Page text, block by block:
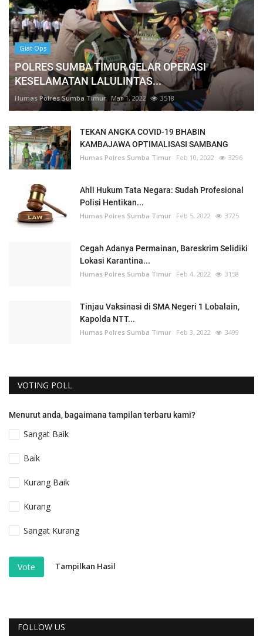
Giat Ops
POLRES SUMBA TIMUR GELAR OPERASI
KESELAMATAN LALULINTAS...
Humas Polres Sumba Timur Mar 1, 2022 3518
TEKAN ANGKA COVID-19 BHABIN
KAMBAJAWA OPTIMALISASI SAMBANG
Humas Polres Sumba Timur Feb 10, 2022 3296
Ahli Hukum Tata Negara: Sudah Profesional
Polisi Hentikan...
Humas Polres Sumba Timur Feb 5, 2022 3725
Cegah Adanya Permainan, Bareskrim Selidiki
Lokasi Karantina...
Humas Polres Sumba Timur Feb 4, 2022 3158
Tinjau Vaksinasi di SMA Negeri 1 Lobalain,
Kapolda NTT...
Humas Polres Sumba Timur Feb 3, 2022 3499
VOTING POLL
Menurut anda, bagaimana tampilan terbaru kami?
Sangat Baik
Baik
Kurang Baik
Kurang
Sangat Kurang
Vote Tampilkan Hasil
FOLLOW US